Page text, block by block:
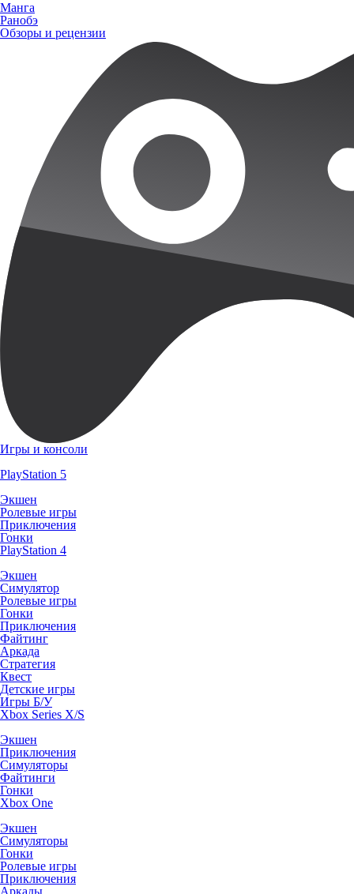
Манга
Ранобэ
Обзоры и рецензии
Игры и консоли
PlayStation 5
Экшен
Ролевые игры
Приключения
Гонки
PlayStation 4
Экшен
Симулятор
Ролевые игры
Гонки
Приключения
Файтинг
Аркада
Стратегия
Квест
Детские игры
Игры Б/У
Xbox Series X/S
Экшен
Приключения
Симуляторы
Файтинги
Гонки
Xbox One
Экшен
Симуляторы
Гонки
Ролевые игры
Приключения
Аркады